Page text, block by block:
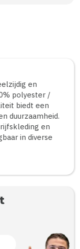
en
polyester /
biedt een
duurzaamheid.
en
in diverse